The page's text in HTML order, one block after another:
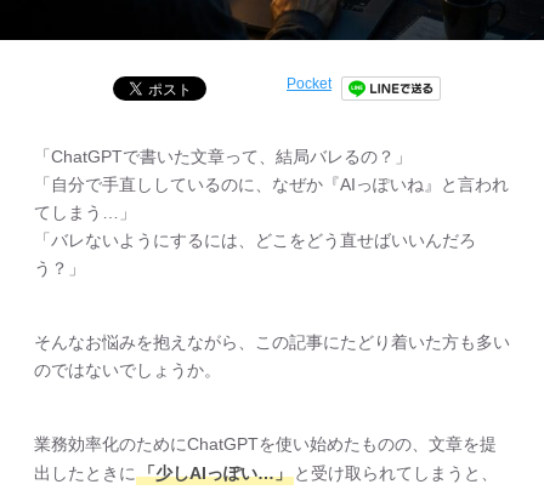
Pocket
「ChatGPTで書いた文章って、結局バレるの？」
「自分で手直ししているのに、なぜか『AIっぽいね』と言われ
てしまう…」
「バレないようにするには、どこをどう直せばいいんだろ
う？」
そんなお悩みを抱えながら、この記事にたどり着いた方も多い
のではないでしょうか。
業務効率化のためにChatGPTを使い始めたものの、文章を提
出したときに 「少しAIっぽい…」 と受け取られてしまうと、